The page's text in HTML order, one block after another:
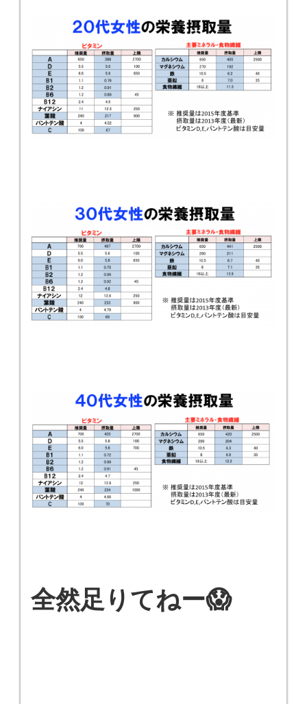
全然足りてねー😱